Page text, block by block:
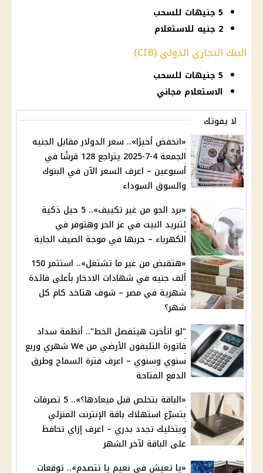
5 جنيهات للسحب
2 جنيه للاستعلام
البنك التجاري الدولي (CIB)
5 جنيهات للسحب
الاستعلام مجاني
لا يفوتك
«انخفض أخيرًا».. سعر الدولار مقابل الجنيه
الجمعة 4-7-2025 يتراجع 128 قرشًا في
أسبوعين – اعرف السعر الآن في البنوك
والسوق السوداء
«برد الجو من غير تكييف».. 5 حيل ذكية
لتبريد البيت في عز الحر وهتوفر في
الكهرباء – جربها في موجة الصيف الجاية
«هتقبض من غير ما تشتغل».. استثمر 150
ألف جنيه في شهادات الادخار بأعلى فائدة
شهرية في مصر – شوف هتاخد كام كل
شهر؟
"لو اتأخرت هيتفصل الخط".. أنظمة سداد
فاتورة التليفون الأرضي من We شهري وربع
سنوي وسنوي – اعرف فترة السماح وطرق
الدفع المتاحة
«الباقة بتخلص قبل ميعادها؟».. 5 تصرفات
بتسرّع استهلاك باقة الإنترنت المنزلي
وبتخليك تجدد بدري – اعرف إزاي تحافظ
على الباقة لآخر الشهر
«يا تعيش في نعيم يا تتصدم».. توقعات